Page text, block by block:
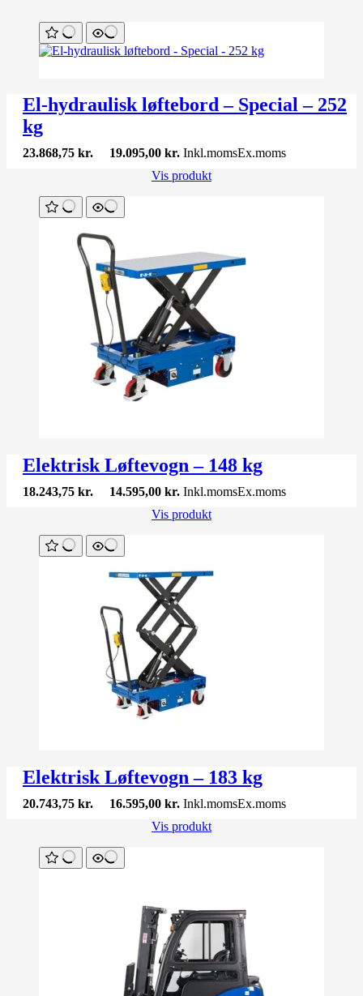
El-hydraulisk løftebord – Special – 252
kg
23.868,75 kr. 19.095,00 kr. Inkl.momsEx.moms
Vis produkt
Elektrisk Løftevogn – 148 kg
18.243,75 kr. 14.595,00 kr. Inkl.momsEx.moms
Vis produkt
Elektrisk Løftevogn – 183 kg
20.743,75 kr. 16.595,00 kr. Inkl.momsEx.moms
Vis produkt